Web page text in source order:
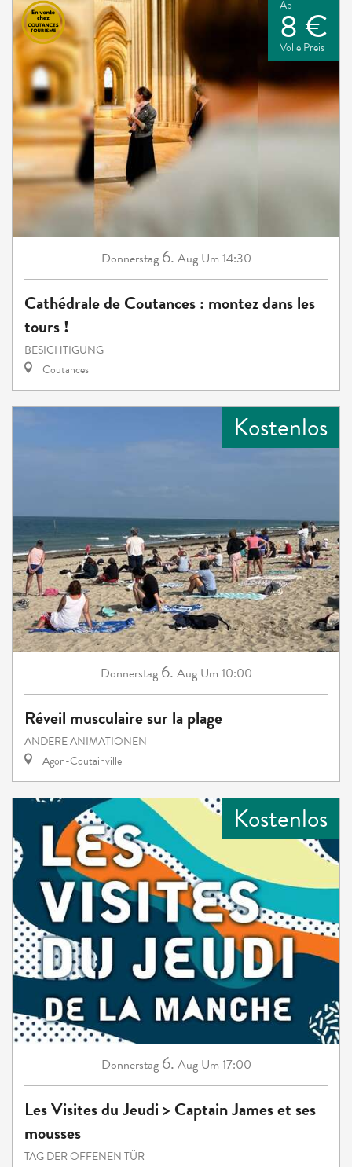
Ab
8 €
Volle Preis
Donnerstag 6. Aug Um 14:30
Cathédrale de Coutances : montez dans les
tours !
BESICHTIGUNG
Coutances
Kostenlos
Donnerstag 6. Aug Um 10:00
Réveil musculaire sur la plage
ANDERE ANIMATIONEN
Agon-Coutainville
Kostenlos
Donnerstag 6. Aug Um 17:00
Les Visites du Jeudi > Captain James et ses
mousses
TAG DER OFFENEN TÜR